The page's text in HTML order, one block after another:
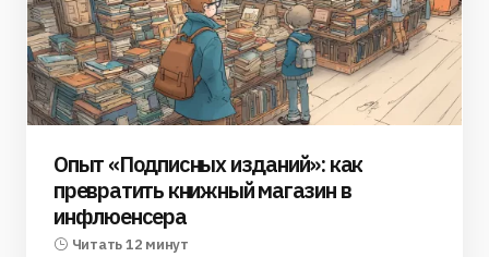
Опыт «Подписных изданий»: как
превратить книжный магазин в
инфлюенсера
Читать 12 минут